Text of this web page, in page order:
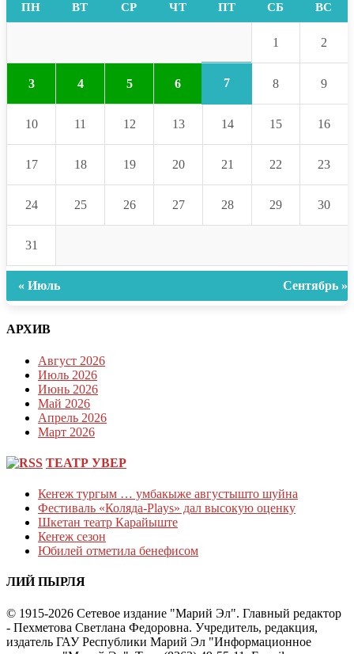
ПН ВТ СР ЧТ ПТ СБ ВС
1 2
3 4 5 6 7 8 9
10 11 12 13 14 15 16
17 18 19 20 21 22 23
24 25 26 27 28 29 30
31
« Июль Сентябрь »
АРХИВ
Август 2026
Июль 2026
Июнь 2026
Май 2026
Апрель 2026
Март 2026
ТЕАТР УВЕР
Кеҥеж тургым … умбакыже августышто шуйна
Фестиваль «Коляда-Plays» дал высокую оценку
Шкетан театр Карайыште
Кеҥеж сезон
Юбилей отметила бенефисом
ЛИЙ ПЫРЛЯ
© 1915-2026 Сетевое издание "Марий Эл". Главный редактор
- Пехметова Светлана Федоровна. Учредитель, редакция,
издатель ГАУ Республики Марий Эл "Информационное